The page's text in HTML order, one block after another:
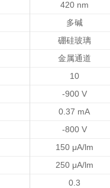
420 nm
多碱
硼硅玻璃
金属通道
10
-900 V
0.37 mA
-800 V
150 μA/lm
250 μA/lm
0.3